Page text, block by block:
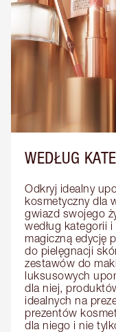
WEDŁUG
Odkryj idealny
kosmetyczny dla
gwiazd swojego
według kategorii i
magiczną edycję
do pielęgnacji
zestawów do
luksusowych
dla niej,
idealnych na
prezentów
dla niego i nie